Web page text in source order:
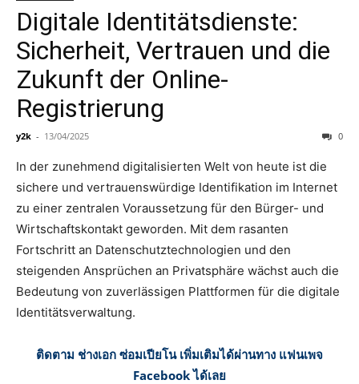
Digitale Identitätsdienste:
Sicherheit, Vertrauen und die
Zukunft der Online-
Registrierung
y2k - 13/04/2025 0
In der zunehmend digitalisierten Welt von heute ist die
sichere und vertrauenswürdige Identifikation im Internet
zu einer zentralen Voraussetzung für den Bürger- und
Wirtschaftskontakt geworden. Mit dem rasanten
Fortschritt an Datenschutztechnologien und den
steigenden Ansprüchen an Privatsphäre wächst auch die
Bedeutung von zuverlässigen Plattformen für die digitale
Identitätsverwaltung.
ติดตาม ช่างเอก ซ่อมเปียโน เพิ่มเติมได้ผ่านทาง แฟนเพจ
Facebook ได้เลย